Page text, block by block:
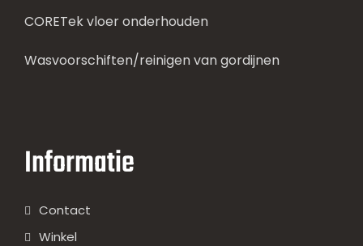
CORETek vloer onderhouden
Wasvoorschiften/reinigen van gordijnen
Informatie
Contact
Winkel